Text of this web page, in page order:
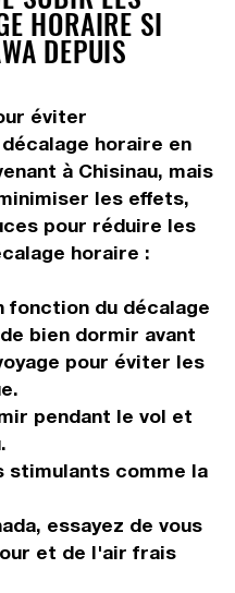
HORAIRE SI
DEPUIS
éviter
horaire en
à Chisinau, mais
les effets,
pour réduire les
horaire :
fonction du décalage
bien dormir avant
pour éviter les
pendant le vol et
stimulants comme la
essayez de vous
et de l'air frais